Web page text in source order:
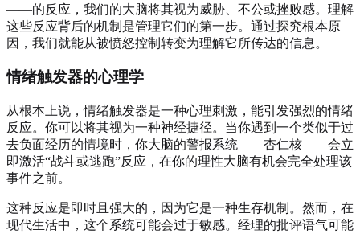
——的反应，我们的大脑将其视为威胁、不公或挫败感。理解
这些反应背后的机制是管理它们的第一步。通过探究根本原
因，我们就能从被愤怒控制转变为理解它所传达的信息。
情绪触发器的心理学
从根本上说，情绪触发器是一种心理刺激，能引发强烈的情绪
反应。你可以将其视为一种神经捷径。当你遇到一个类似于过
去负面经历的情境时，你大脑的警报系统——杏仁核——会立
即激活“战斗或逃跑”反应，在你的理性大脑有机会完全处理该
事件之前。
这种反应是即时且强大的，因为它是一种生存机制。然而，在
现代生活中，这个系统可能会过于敏感。经理的批评语气可能